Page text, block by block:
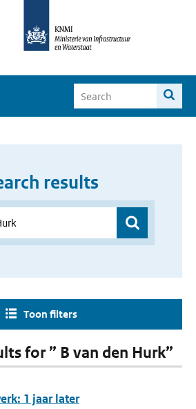
results
Toon filters
for ” B van den Hurk”
1 jaar later